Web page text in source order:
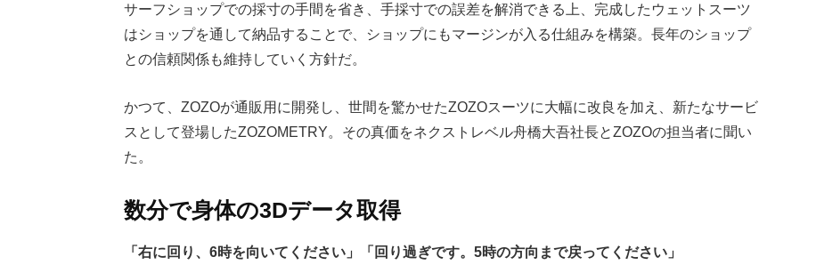
サーフショップでの採寸の手間を省き、手採寸での誤差を解消できる上、完成したウェットスーツ
はショップを通して納品することで、ショップにもマージンが入る仕組みを構築。長年のショップ
との信頼関係も維持していく方針だ。
かつて、ZOZOが通販用に開発し、世間を驚かせたZOZOスーツに大幅に改良を加え、新たなサービ
スとして登場したZOZOMETRY。その真価をネクストレベル舟橋大吾社長とZOZOの担当者に聞い
た。
数分で身体の3Dデータ取得
「右に回り、6時を向いてください」「回り過ぎです。5時の方向まで戻ってください」